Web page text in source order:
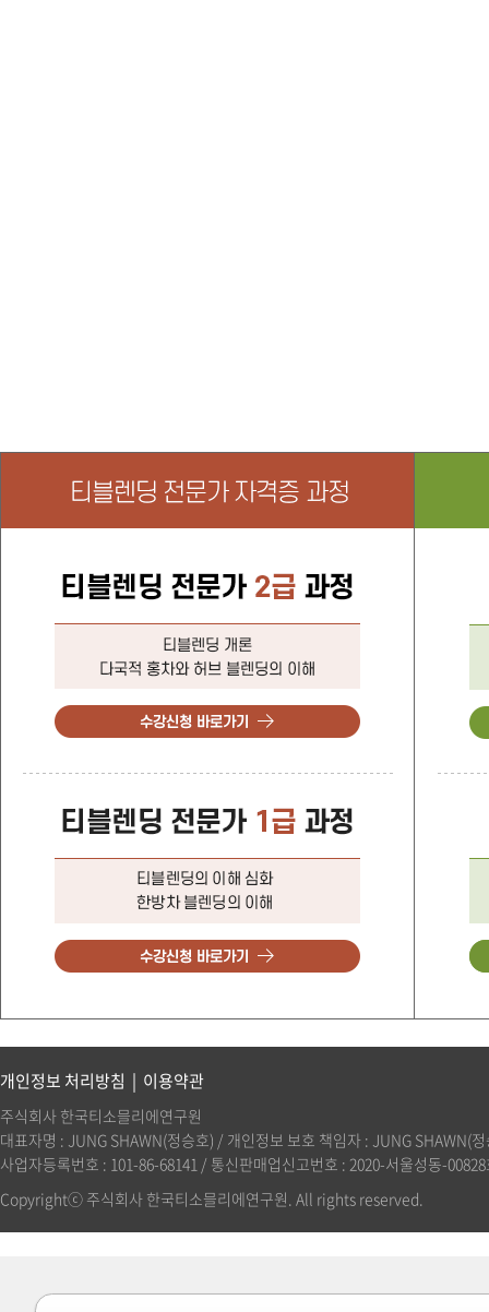
개인정보 처리방침 | 이용약관
주식회사 한국티소믈리에연구원
대표자명 : JUNG SHAWN(정승호) / 개인정보 보호 책임자 : JUNG
사업자등록번호 : 101-86-68141 / 통신판매업신고번호 : 2020-서울성동-
Copyrightⓒ 주식회사 한국티소믈리에연구원. All rights reserved.